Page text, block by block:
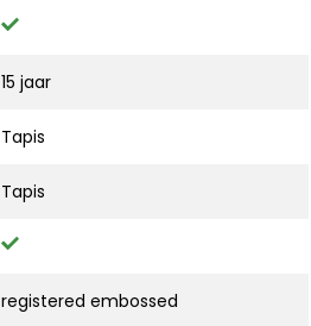
15 jaar
Tapis
Tapis
registered embossed